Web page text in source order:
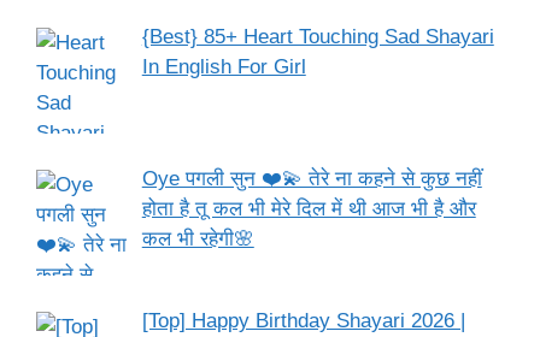
{Best} 85+ Heart Touching Sad Shayari
In English For Girl
Oye पगली सुन ❤️💫 तेरे ना कहने से कुछ नहीं
होता है तू कल भी मेरे दिल में थी आज भी है और
कल भी रहेगी🌸
[Top] Happy Birthday Shayari 2026 |